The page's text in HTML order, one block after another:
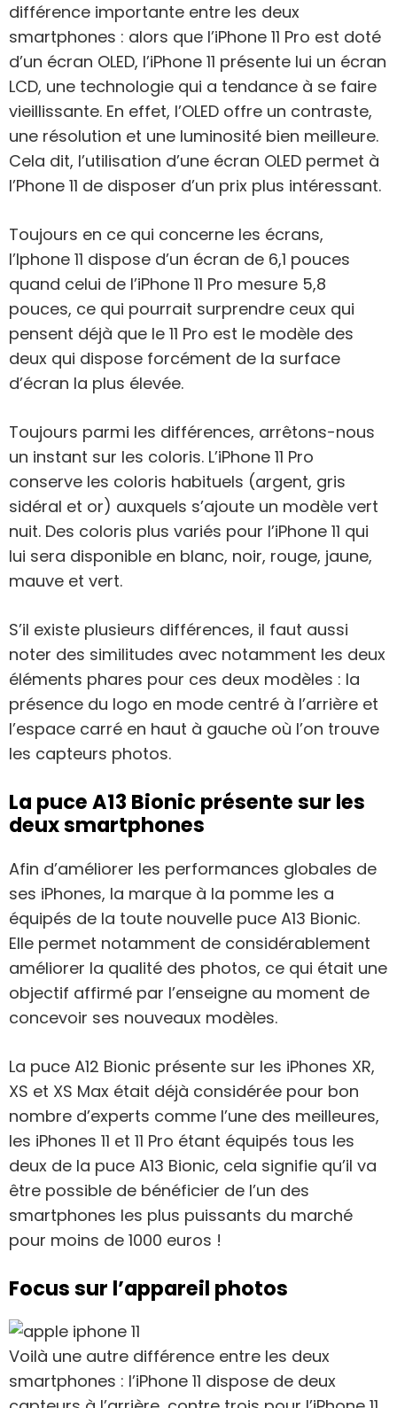
différence importante entre les deux
smartphones : alors que l’iPhone 11 Pro est doté
d’un écran OLED, l’iPhone 11 présente lui un écran
LCD, une technologie qui a tendance à se faire
vieillissante. En effet, l’OLED offre un contraste,
une résolution et une luminosité bien meilleure.
Cela dit, l’utilisation d’une écran OLED permet à
l’Phone 11 de disposer d’un prix plus intéressant.
Toujours en ce qui concerne les écrans,
l’Iphone 11 dispose d’un écran de 6,1 pouces
quand celui de l’iPhone 11 Pro mesure 5,8
pouces, ce qui pourrait surprendre ceux qui
pensent déjà que le 11 Pro est le modèle des
deux qui dispose forcément de la surface
d’écran la plus élevée.
Toujours parmi les différences, arrêtons-nous
un instant sur les coloris. L’iPhone 11 Pro
conserve les coloris habituels (argent, gris
sidéral et or) auxquels s’ajoute un modèle vert
nuit. Des coloris plus variés pour l’iPhone 11 qui
lui sera disponible en blanc, noir, rouge, jaune,
mauve et vert.
S’il existe plusieurs différences, il faut aussi
noter des similitudes avec notamment les deux
éléments phares pour ces deux modèles : la
présence du logo en mode centré à l’arrière et
l’espace carré en haut à gauche où l’on trouve
les capteurs photos.
La puce A13 Bionic présente sur les
deux smartphones
Afin d’améliorer les performances globales de
ses iPhones, la marque à la pomme les a
équipés de la toute nouvelle puce A13 Bionic.
Elle permet notamment de considérablement
améliorer la qualité des photos, ce qui était une
objectif affirmé par l’enseigne au moment de
concevoir ses nouveaux modèles.
La puce A12 Bionic présente sur les iPhones XR,
XS et XS Max était déjà considérée pour bon
nombre d’experts comme l’une des meilleures,
les iPhones 11 et 11 Pro étant équipés tous les
deux de la puce A13 Bionic, cela signifie qu’il va
être possible de bénéficier de l’un des
smartphones les plus puissants du marché
pour moins de 1000 euros !
Focus sur l’appareil photos
Voilà une autre différence entre les deux
smartphones : l’iPhone 11 dispose de deux